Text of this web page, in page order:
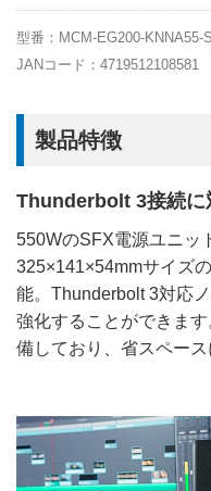
型番：MCM-EG200-KNNA55-
JANコード：4719512108581
製品特徴
Thunderbolt 3接続に
550WのSFX電源ユニッ
325×141×54mmサイズ
能。Thunderbolt 3対応
強化することができま
備しており、省スペース